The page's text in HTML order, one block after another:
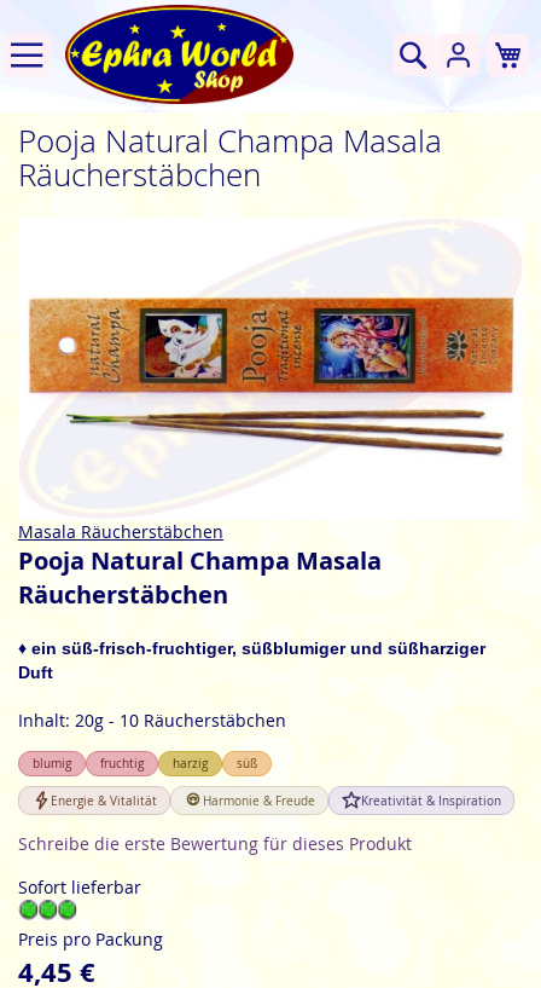
Suche
Pooja Natural Champa Masala
Räucherstäbchen
Bildgalerie
springen
Zum
Anfang
Bildgalerie
Masala Räucherstäbchen
Pooja Natural Champa Masala
Räucherstäbchen
♦ ein süß-frisch-fruchtiger, süßblumiger und süßharziger
Duft
Inhalt: 20g - 10 Räucherstäbchen
blumig fruchtig harzig süß
Energie & Vitalität Harmonie & Freude Kreativität & Inspiration
Schreibe die erste Bewertung für dieses Produkt
Sofort lieferbar
Preis pro Packung
4,45 €